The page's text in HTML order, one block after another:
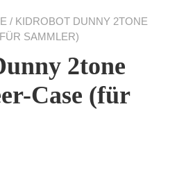
/ KIDROBOT DUNNY 2TONE
SAMMLER)
2tone
Case (für